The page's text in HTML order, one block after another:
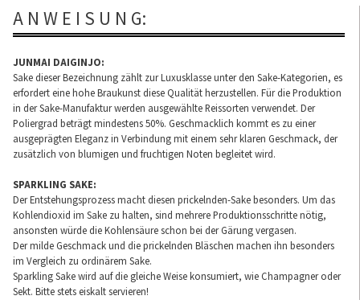
A N W E I S U N G:
JUNMAI DAIGINJO:
Sake dieser Bezeichnung zählt zur Luxusklasse unter den Sake-Kategorien, es
erfordert eine hohe Braukunst diese Qualität herzustellen. Für die Produktion
in der Sake-Manufaktur werden ausgewählte Reissorten verwendet. Der
Poliergrad beträgt mindestens 50%. Geschmacklich kommt es zu einer
ausgeprägten Eleganz in Verbindung mit einem sehr klaren Geschmack, der
zusätzlich von blumigen und fruchtigen Noten begleitet wird.
SPARKLING SAKE:
Der Entstehungsprozess macht diesen prickelnden-Sake besonders. Um das
Kohlendioxid im Sake zu halten, sind mehrere Produktionsschritte nötig,
ansonsten würde die Kohlensäure schon bei der Gärung vergasen.
Der milde Geschmack und die prickelnden Bläschen machen ihn besonders
im Vergleich zu ordinärem Sake.
Sparkling Sake wird auf die gleiche Weise konsumiert, wie Champagner oder
Sekt. Bitte stets eiskalt servieren!